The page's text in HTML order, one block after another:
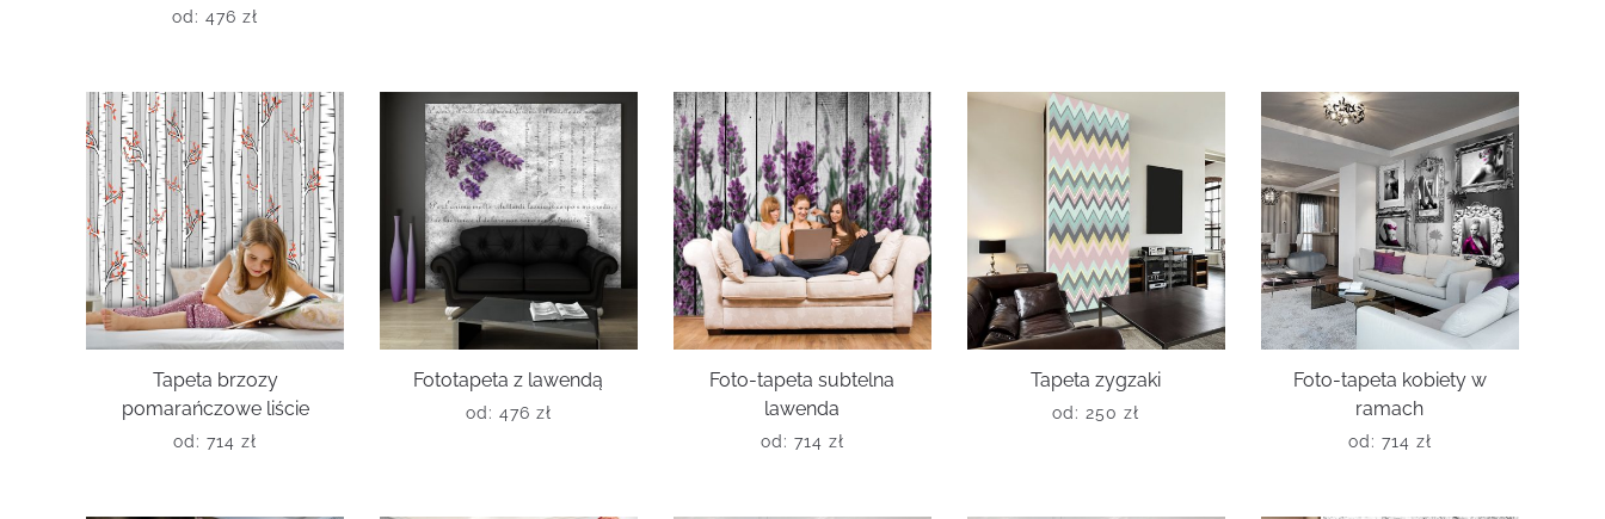
od: 476 zł
Tapeta brzozy
pomarańczowe liście
od: 714 zł
Fototapeta z lawendą
od: 476 zł
Foto-tapeta subtelna
lawenda
od: 714 zł
Tapeta zygzaki
od:250zł
Foto-tapeta kobiety w
ramach
od: 714 zł